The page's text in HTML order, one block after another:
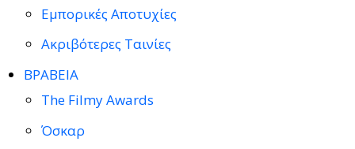
Εμπορικές Αποτυχίες
Ακριβότερες Ταινίες
ΒΡΑΒΕΙΑ
The Filmy Awards
Όσκαρ